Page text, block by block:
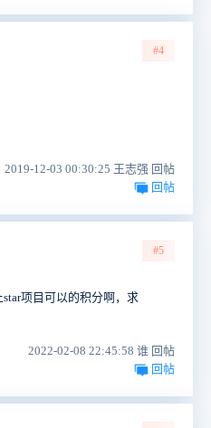
#4
2019-12-03 00:30:25 王志强 回帖
回帖
#5
项目可以的积分啊，求
2022-02-08 22:45:58 谁 回帖
回帖